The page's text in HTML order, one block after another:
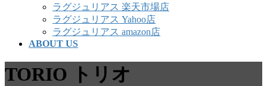
ラグジュリアス 楽天市場店
ラグジュリアス Yahoo店
ラグジュリアス amazon店
ABOUT US
TORIO トリオ